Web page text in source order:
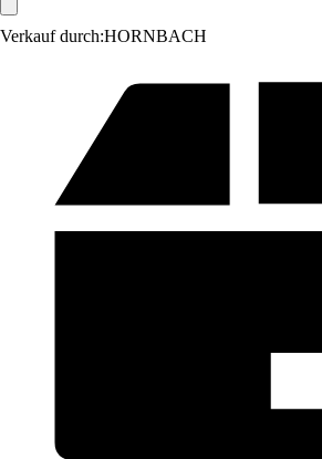
Verkauf durch:HORNBACH